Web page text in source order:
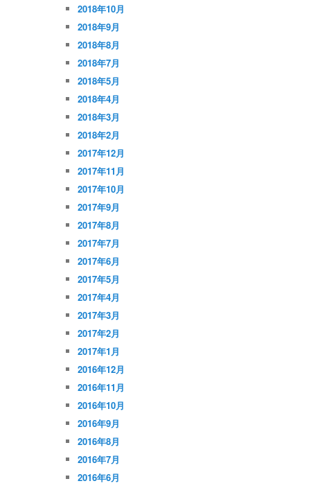
2018年10月
2018年9月
2018年8月
2018年7月
2018年5月
2018年4月
2018年3月
2018年2月
2017年12月
2017年11月
2017年10月
2017年9月
2017年8月
2017年7月
2017年6月
2017年5月
2017年4月
2017年3月
2017年2月
2017年1月
2016年12月
2016年11月
2016年10月
2016年9月
2016年8月
2016年7月
2016年6月